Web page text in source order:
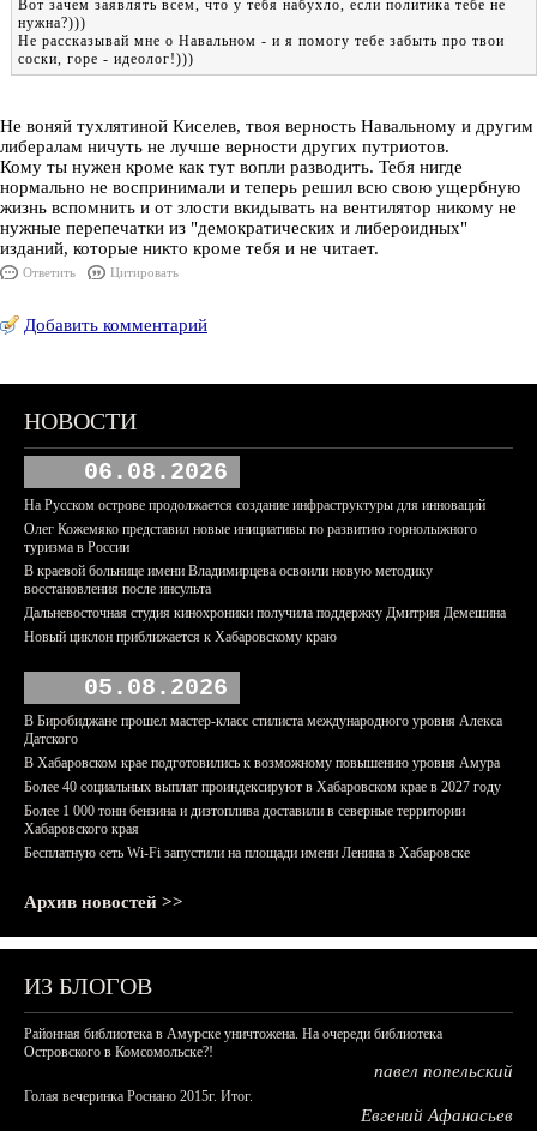
Вот зачем заявлять всем, что у тебя набухло, если политика тебе не
нужна?)))
Не рассказывай мне о Навальном - и я помогу тебе забыть про твои
соски, горе - идеолог!)))
Не воняй тухлятиной Киселев, твоя верность Навальному и другим
либералам ничуть не лучше верности других путриотов.
Кому ты нужен кроме как тут вопли разводить. Тебя нигде
нормально не воспринимали и теперь решил всю свою ущербную
жизнь вспомнить и от злости вкидывать на вентилятор никому не
нужные перепечатки из "демократических и либероидных"
изданий, которые никто кроме тебя и не читает.
Ответить Цитировать
Добавить комментарий
НОВОСТИ
06.08.2026
На Русском острове продолжается создание инфраструктуры для инноваций
Олег Кожемяко представил новые инициативы по развитию горнолыжного
туризма в России
В краевой больнице имени Владимирцева освоили новую методику
восстановления после инсульта
Дальневосточная студия кинохроники получила поддержку Дмитрия Демешина
Новый циклон приближается к Хабаровскому краю
05.08.2026
В Биробиджане прошел мастер-класс стилиста международного уровня Алекса
Датского
В Хабаровском крае подготовились к возможному повышению уровня Амура
Более 40 социальных выплат проиндексируют в Хабаровском крае в 2027 году
Более 1 000 тонн бензина и дизтоплива доставили в северные территории
Хабаровского края
Бесплатную сеть Wi-Fi запустили на площади имени Ленина в Хабаровске
Архив новостей >>
ИЗ БЛОГОВ
Районная библиотека в Амурске уничтожена. На очереди библиотека
Островского в Комсомольске?!
павел попельский
Голая вечеринка Роснано 2015г. Итог.
Евгений Афанасьев